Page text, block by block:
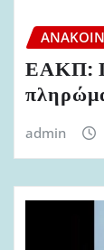
ΕΑΚΠ:
admin